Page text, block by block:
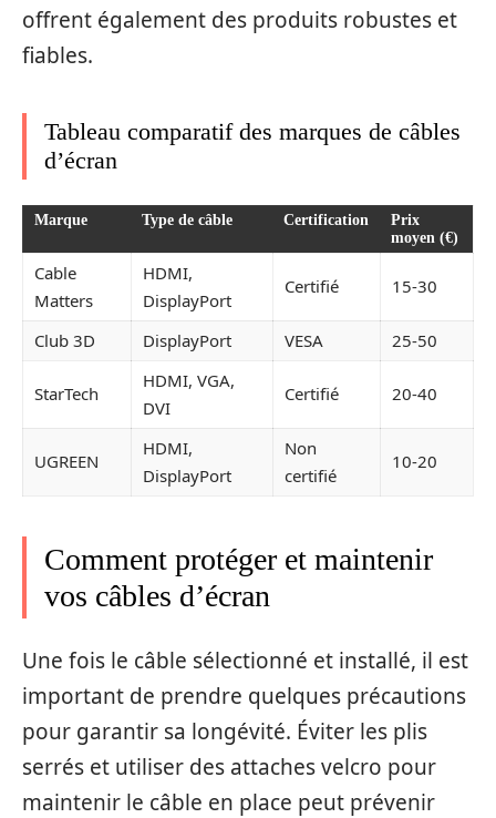
offrent également des produits robustes et
fiables.
Tableau comparatif des marques de câbles
d’écran
Marque Type de câble Certification
Prix
moyen (€)
Cable
Matters
HDMI,
DisplayPort
Certifié 15-30
Club 3D DisplayPort VESA 25-50
StarTech
HDMI, VGA,
DVI
Certifié 20-40
UGREEN
HDMI,
DisplayPort
Non
certifié
10-20
Comment protéger et maintenir
vos câbles d’écran
Une fois le câble sélectionné et installé, il est
important de prendre quelques précautions
pour garantir sa longévité. Éviter les plis
serrés et utiliser des attaches velcro pour
maintenir le câble en place peut prévenir